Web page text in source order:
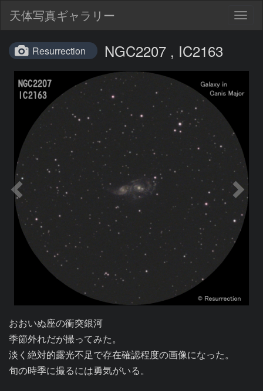
天体写真ギャラリー
Resurrection NGC2207 , IC2163
おおいぬ座の衝突銀河
季節外れだが撮ってみた。
淡く絶対的露光不足で存在確認程度の画像になった。
旬の時季に撮るには勇気がいる。